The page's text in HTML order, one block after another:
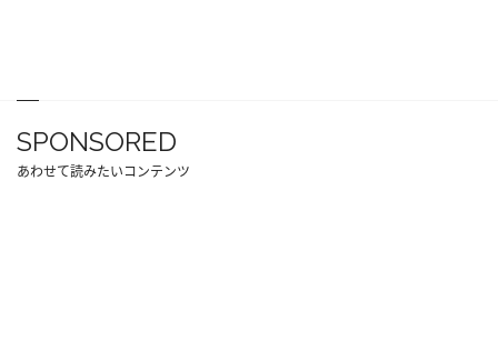
SPONSORED
あわせて読みたいコンテンツ